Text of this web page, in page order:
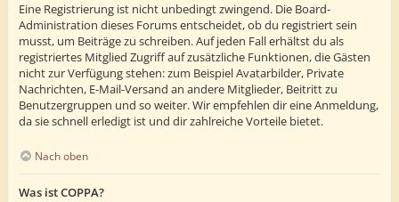
Eine Registrierung ist nicht unbedingt zwingend. Die Board-
Administration dieses Forums entscheidet, ob du registriert sein
musst, um Beiträge zu schreiben. Auf jeden Fall erhältst du als
registriertes Mitglied Zugriff auf zusätzliche Funktionen, die Gästen
nicht zur Verfügung stehen: zum Beispiel Avatarbilder, Private
Nachrichten, E-Mail-Versand an andere Mitglieder, Beitritt zu
Benutzergruppen und so weiter. Wir empfehlen dir eine Anmeldung,
da sie schnell erledigt ist und dir zahlreiche Vorteile bietet.
Nach oben
Was ist COPPA?